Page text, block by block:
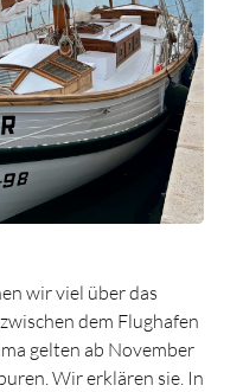
wir viel über das
dem Flughafen
gelten ab November
Wir erklären sie. In